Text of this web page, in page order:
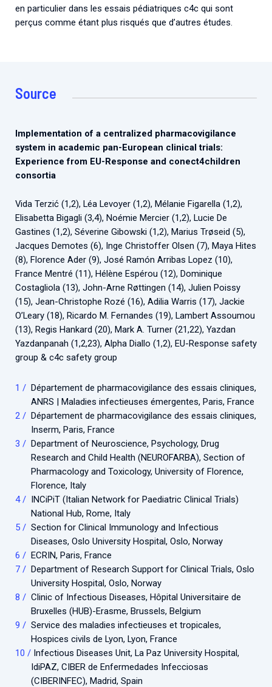
en particulier dans les essais pédiatriques c4c qui sont
perçus comme étant plus risqués que d’autres études.
Source
Implementation of a centralized pharmacovigilance
system in academic pan-European clinical trials:
Experience from EU-Response and conect4children
consortia
Vida Terzić (1,2), Léa Levoyer (1,2), Mélanie Figarella (1,2),
Elisabetta Bigagli (3,4), Noémie Mercier (1,2), Lucie De
Gastines (1,2), Séverine Gibowski (1,2), Marius Trøseid (5),
Jacques Demotes (6), Inge Christoffer Olsen (7), Maya Hites
(8), Florence Ader (9), José Ramón Arribas Lopez (10),
France Mentré (11), Hélène Espérou (12), Dominique
Costagliola (13), John-Arne Røttingen (14), Julien Poissy
(15), Jean-Christophe Rozé (16), Adilia Warris (17), Jackie
O’Leary (18), Ricardo M. Fernandes (19), Lambert Assoumou
(13), Regis Hankard (20), Mark A. Turner (21,22), Yazdan
Yazdanpanah (1,2,23), Alpha Diallo (1,2), EU-Response safety
group & c4c safety group
Département de pharmacovigilance des essais cliniques,
ANRS | Maladies infectieuses émergentes, Paris, France
Département de pharmacovigilance des essais cliniques,
Inserm, Paris, France
Department of Neuroscience, Psychology, Drug
Research and Child Health (NEUROFARBA), Section of
Pharmacology and Toxicology, University of Florence,
Florence, Italy
INCiPiT (Italian Network for Paediatric Clinical Trials)
National Hub, Rome, Italy
Section for Clinical Immunology and Infectious
Diseases, Oslo University Hospital, Oslo, Norway
ECRIN, Paris, France
Department of Research Support for Clinical Trials, Oslo
University Hospital, Oslo, Norway
Clinic of Infectious Diseases, Hôpital Universitaire de
Bruxelles (HUB)-Erasme, Brussels, Belgium
Service des maladies infectieuses et tropicales,
Hospices civils de Lyon, Lyon, France
Infectious Diseases Unit, La Paz University Hospital,
IdiPAZ, CIBER de Enfermedades Infecciosas
(CIBERINFEC), Madrid, Spain